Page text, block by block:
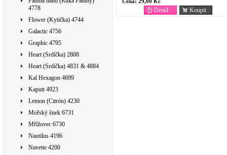
4778
Flower (Kytička) 4744
Galactic 4756
Graphic 4795
Heart (Srdíčka) 2808
Heart (Srdíčka) 4831 & 4884
Kal Hexagon 4699
Kaputt 4923
Lemon (Citrón) 4230
Mořský šnek 6731
Mřížovec 6730
Nautilus 4196
Navette 4200
Koupit
Detail